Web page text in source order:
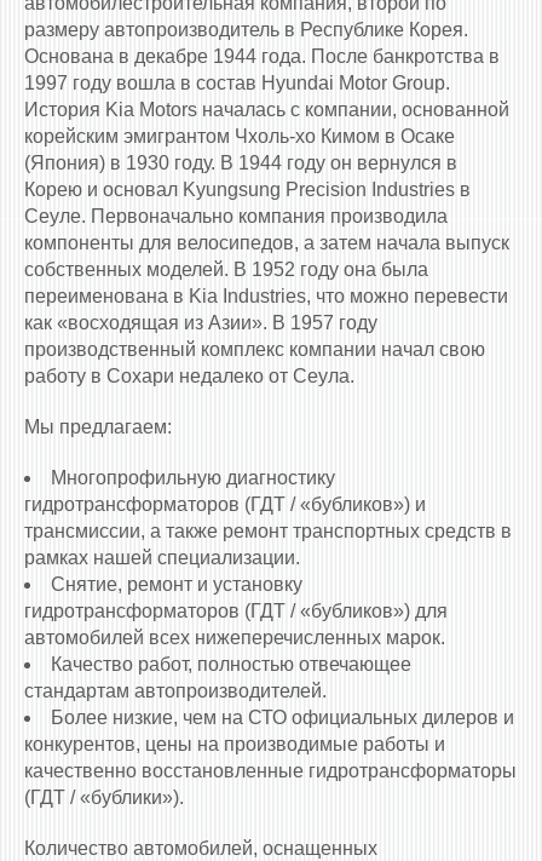
размеру автопроизводитель в Республике Корея.
Основана в декабре 1944 года. После банкротства в
1997 году вошла в состав Hyundai Motor Group.
История Kia Motors началась с компании, основанной
корейским эмигрантом Чхоль-хо Кимом в Осаке
(Япония) в 1930 году. В 1944 году он вернулся в
Корею и основал Kyungsung Precision Industries в
Сеуле. Первоначально компания производила
компоненты для велосипедов, а затем начала выпуск
собственных моделей. В 1952 году она была
переименована в Kia Industries, что можно перевести
как «восходящая из Азии». В 1957 году
производственный комплекс компании начал свою
работу в Сохари недалеко от Сеула.
Мы предлагаем:
Многопрофильную диагностику
гидротрансформаторов (ГДТ / «бубликов») и
трансмиссии, а также ремонт транспортных средств в
рамках нашей специализации.
Снятие, ремонт и установку
гидротрансформаторов (ГДТ / «бубликов») для
автомобилей всех нижеперечисленных марок.
Качество работ, полностью отвечающее
стандартам автопроизводителей.
Более низкие, чем на СТО официальных дилеров и
конкурентов, цены на производимые работы и
качественно восстановленные гидротрансформаторы
(ГДТ / «бублики»).
Количество автомобилей, оснащенных